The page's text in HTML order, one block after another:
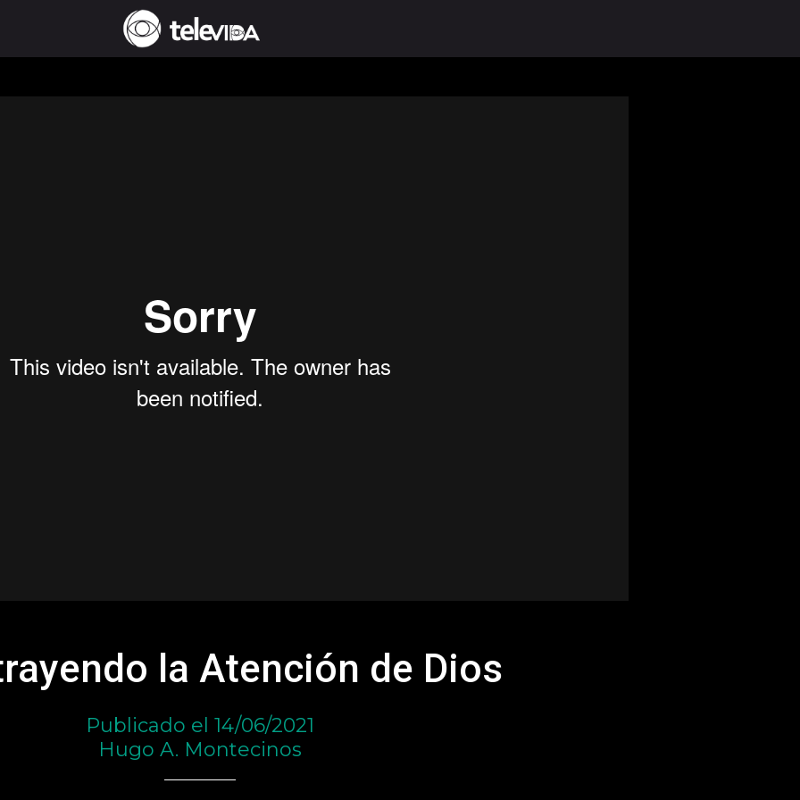
la Atención de Dios
Publicado el 14/06/2021
Hugo A. Montecinos